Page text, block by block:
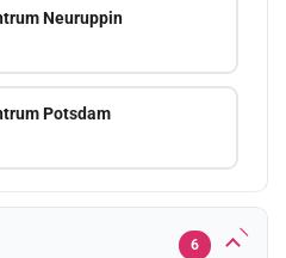
Neuruppin
Potsdam
6